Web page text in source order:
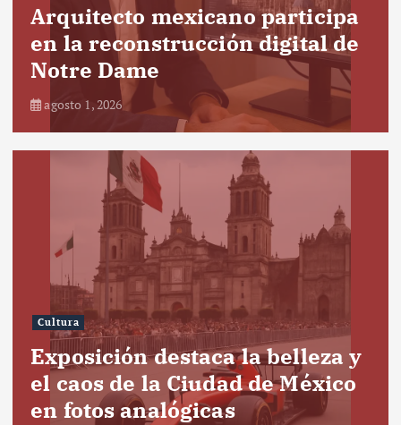
Arquitecto mexicano participa
en la reconstrucción digital de
Notre Dame
agosto 1, 2026
Cultura
Exposición destaca la belleza y
el caos de la Ciudad de México
en fotos analógicas